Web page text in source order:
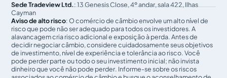
Sede Tradeview Ltd.: 13 Genesis Close, 4º andar, sala 422, Ilhas
Cayman
Aviso de alto risco: O comércio de câmbio envolve um alto nível de
risco que pode não ser adequado para todos os investidores. A
alavancagem cria risco adicional e exposição à perda. Antes de
decidir negociar câmbio, considere cuidadosamente seus objetivos
de investimento, nível de experiência e tolerância ao risco. Você
pode perder parte ou todo o seu investimento inicial; não invista
dinheiro que você não pode perder. Informe-se sobre os riscos